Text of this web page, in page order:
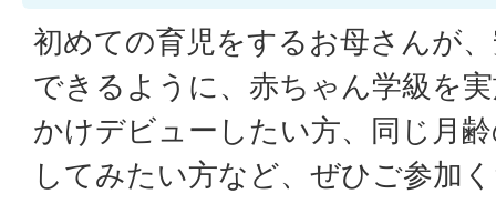
初めての育児をするお母さんが
できるように、赤ちゃん学級を
かけデビューしたい方、同じ月
してみたい方など、ぜひご参加